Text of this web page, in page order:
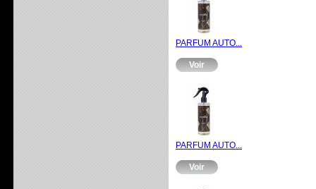
PARFUM AUTO...
Voir
PARFUM AUTO...
Voir